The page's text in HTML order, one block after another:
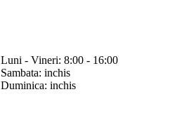
Luni - Vineri: 8:00 - 16:00
Sambata: inchis
Duminica: inchis